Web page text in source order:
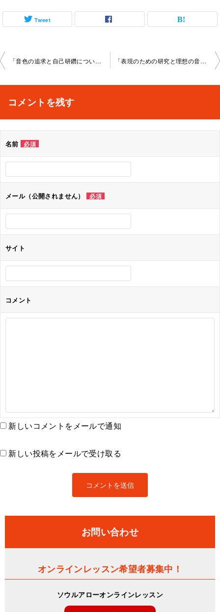
Tweet
投
ビ
シ
「音色の追求と自己研鑽について」オンラインレッスン2026-1-22-no0106-1168 「表現のための研究と理想の音色」オンラインレッスン2026-2-6-no0106-1168
コメントを残す
名前 必須
メール（公開されません） 必須
サイト
コメント
新しいコメントをメールで通知
新しい投稿をメールで受け取る
お問い合わせ
オンラインレッスン希望者募集中！
ソウルアローオンラインレッスン